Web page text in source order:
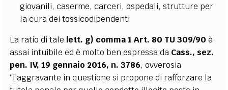
giovanili, caserme, carceri, ospedali, strutture per
la cura dei tossicodipendenti
La ratio di tale lett. g) comma 1 Art. 80 TU 309/90 è
assai intuibile ed è molto ben espressa da Cass., sez.
pen. IV, 19 gennaio 2016, n. 3786, ovverosia
“l'aggravante in questione si propone di rafforzare la